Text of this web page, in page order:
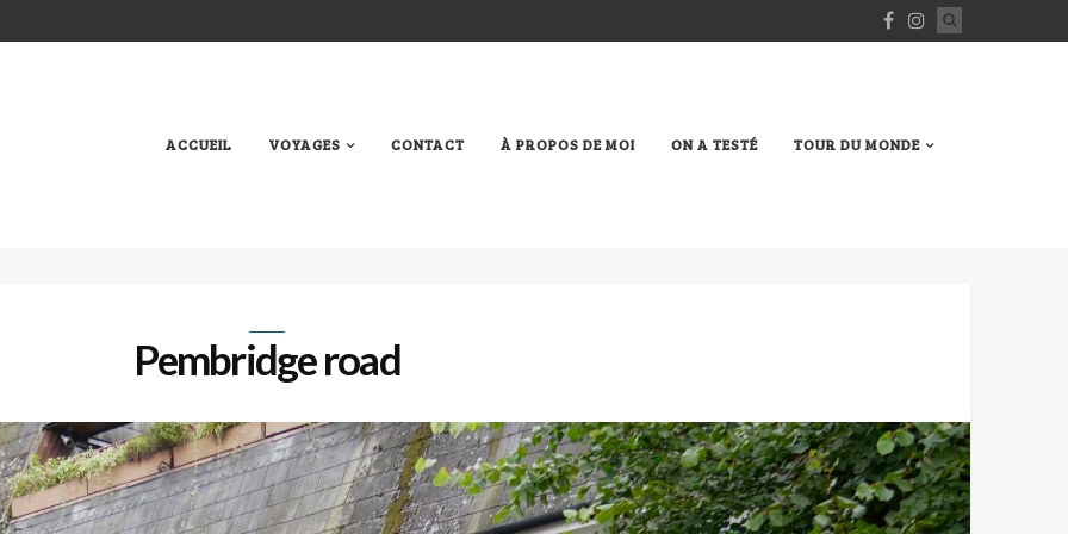
ACCUEIL VOYAGES CONTACT À PROPOS DE MOI ON A TESTÉ TOUR DU MONDE
Pembridge road